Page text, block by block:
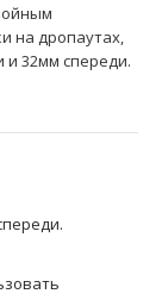
на дропаутах,
32мм спереди.